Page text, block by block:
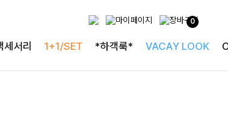
0
세서리 1+1/SET *하객룩* VACAY LOOK
별한 날을 빛내는
객룩의 정석